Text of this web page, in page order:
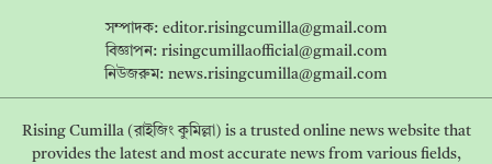
সম্পাদক: editor.risingcumilla@gmail.com
বিজ্ঞাপন: risingcumillaofficial@gmail.com
নিউজরুম: news.risingcumilla@gmail.com
Rising Cumilla (রাইজিং কুমিল্লা) is a trusted online news website that
provides the latest and most accurate news from various fields,